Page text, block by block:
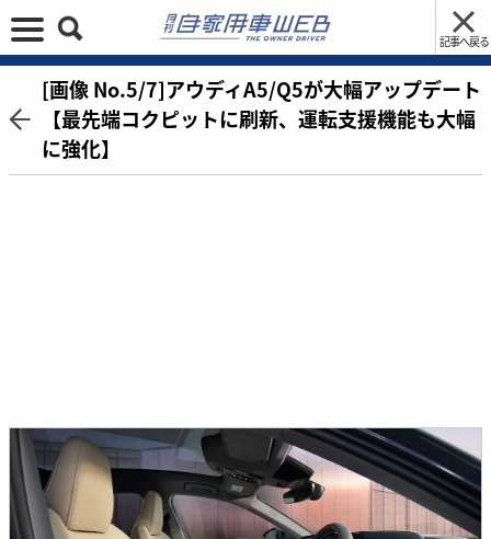
記事へ戻る
[画像 No.5/7]アウディA5/Q5が大幅アップデート
【最先端コクピットに刷新、運転支援機能も大幅
に強化】